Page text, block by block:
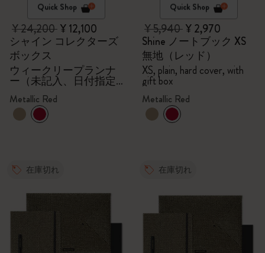
Quick Shop
¥ 24,200¥ 12,100
シャイン コレクターズ
ボックス
ウィークリープランナ
ー（未記入、日付指定
なし）、封筒、Kaweco
万年筆、メタリックレ
ッド
Metallic Red
Quick Shop
¥ 5,940¥ 2,970
Shine ノートブック XS
無地（レッド）
XS, plain, hard cover, with
gift box
Metallic Red
在庫切れ 在庫切れ